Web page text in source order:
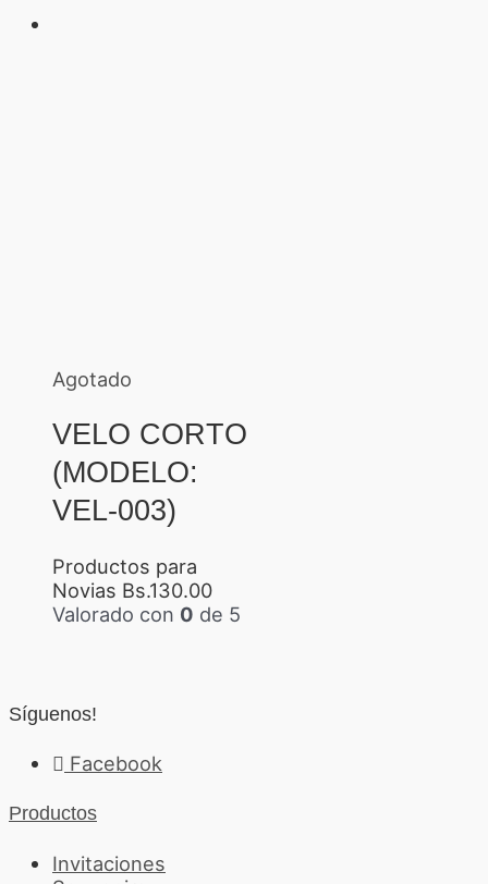
Agotado
VELO CORTO
(MODELO:
VEL-003)
Productos para
Novias Bs.130.00
Valorado con 0 de 5
Síguenos!
Facebook
Productos
Invitaciones